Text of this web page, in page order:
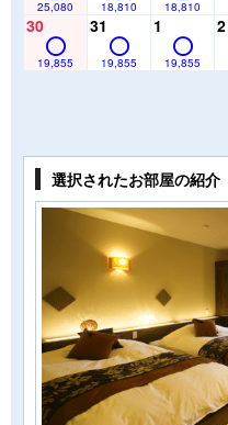
25,080 18,810 18,810
30
19,855
31
19,855
1
19,855
2
選択されたお部屋の紹介